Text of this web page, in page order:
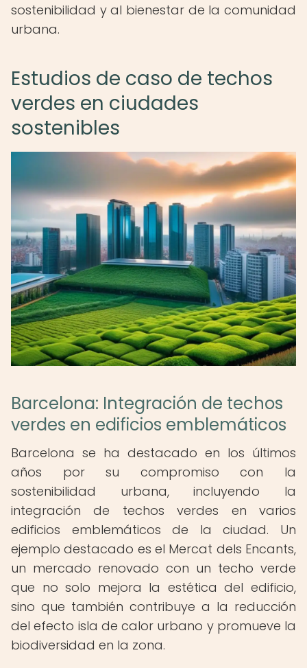
sostenibilidad y al bienestar de la comunidad
urbana.
Estudios de caso de techos
verdes en ciudades
sostenibles
Barcelona: Integración de techos
verdes en edificios emblemáticos
Barcelona se ha destacado en los últimos
años por su compromiso con la
sostenibilidad urbana, incluyendo la
integración de techos verdes en varios
edificios emblemáticos de la ciudad. Un
ejemplo destacado es el Mercat dels Encants,
un mercado renovado con un techo verde
que no solo mejora la estética del edificio,
sino que también contribuye a la reducción
del efecto isla de calor urbano y promueve la
biodiversidad en la zona.